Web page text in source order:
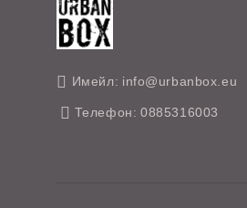
Имейл: info@urbanbox.eu
Телефон: 0885316003